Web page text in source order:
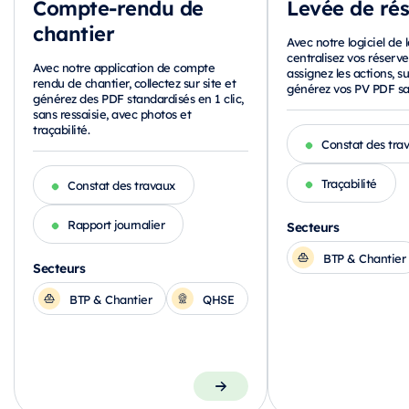
Compte-rendu de
chantier
Avec notre application de compte
rendu de chantier, collectez sur site et
générez des PDF standardisés en 1 clic,
sans ressaisie, avec photos et
traçabilité.
Constat des travaux
Rapport journalier
Secteurs
BTP & Chantier QHSE
Levée de
Avec notre logiciel de
centralisez vos
assignez les actions,
générez vos PV PDF
Constat des
Traçabilité
Secteurs
BTP & Chantier